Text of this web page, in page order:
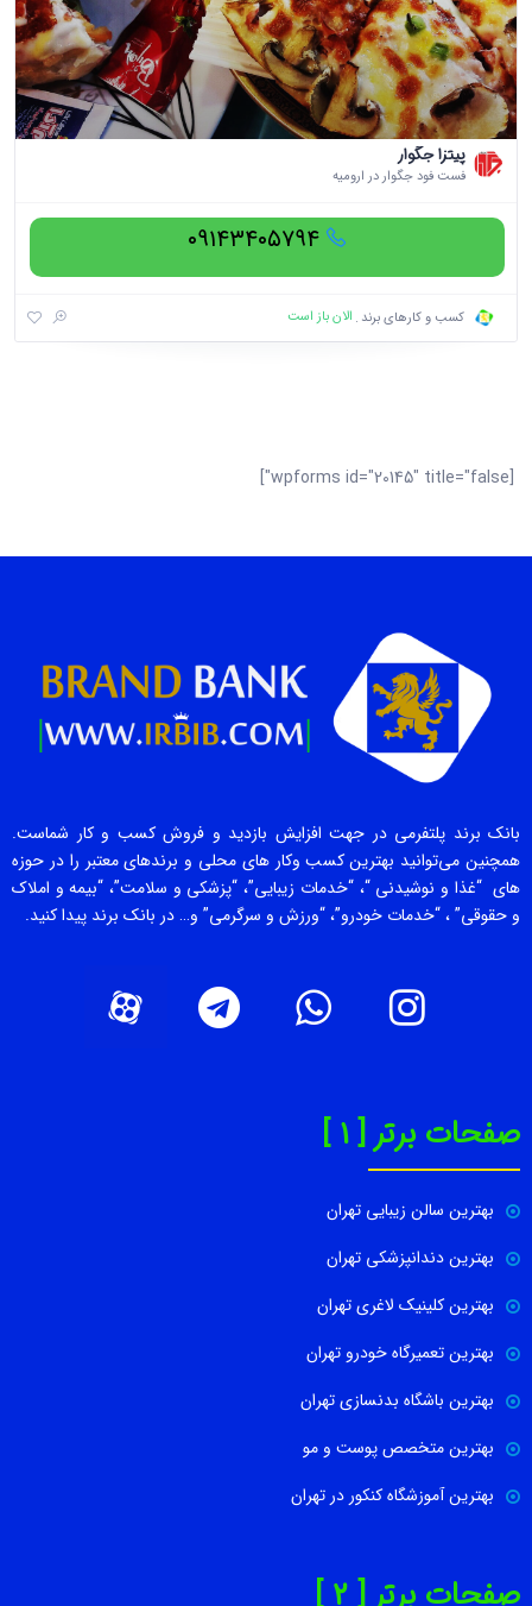
پیتزا جگوار
فست فود جگوار در ارومیه
۰۹۱۴۳۴۰۵۷۹۴
کسب و کارهای برند الان باز است
[wpforms id="20145" title="false"]
بانک برند پلتفرمی در جهت افزایش بازدید و فروش کسب و کار شماست.
همچنین می‌توانید بهترین کسب وکار های محلی و برندهای معتبر را در حوزه
های “غذا و نوشیدنی “، “خدمات زیبایی”، “پزشکی و سلامت”، “بیمه و املاک
و حقوقی” ، “خدمات خودرو”، “ورزش و سرگرمی” و… در بانک برند پیدا کنید.
صفحات برتر [ 1 ]
بهترین سالن زیبایی تهران
بهترین دندانپزشکی تهران
بهترین کلینیک لاغری تهران
بهترین تعمیرگاه خودرو تهران
بهترین باشگاه بدنسازی تهران
بهترین متخصص پوست و مو
بهترین آموزشگاه کنکور در تهران
صفحات برتر [ 2 ]